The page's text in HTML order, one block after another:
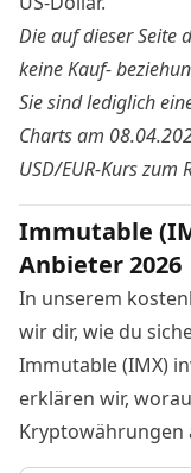
Die auf dieser Seite
keine Kauf-
Sie sind lediglich
Charts am
USD/EUR-Kurs zum
Immutable
Anbieter 2026
In unserem
wir dir, wie du
Immutable (IMX)
erklären wir,
Kryptowährungen